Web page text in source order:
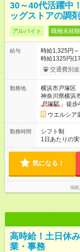
30～40代活躍中
ッグストアの調
アルバイト 職種未経
給与
時給1,325円～
時給1325円
以降、社内試
～100円の昇給あり
期間あり 試用
同じです。
交通費別
勤務地
横浜市戸塚区
神奈川県横浜
戸塚駅 」徒歩
ウエルシア
勤務時間
シフト制
1日あたりの
時間～応相談
気になる！
掲載
高時給！土日休
業・事務